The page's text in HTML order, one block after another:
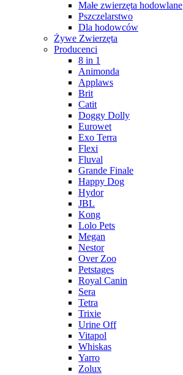
Małe zwierzęta hodowlane
Pszczelarstwo
Dla hodowców
Żywe Zwierzęta
Producenci
8 in 1
Animonda
Applaws
Brit
Catit
Doggy Dolly
Eurowet
Exo Terra
Flexi
Fluval
Grande Finale
Happy Dog
Hydor
JBL
Kong
Lolo Pets
Megan
Nestor
Over Zoo
Petstages
Royal Canin
Sera
Tetra
Trixie
Urine Off
Vitapol
Whiskas
Yarro
Zolux